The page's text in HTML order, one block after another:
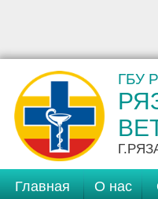
ГБУ
Главная О нас